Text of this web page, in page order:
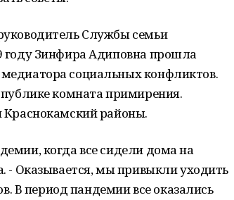
Службы семьи
году Зинфира Адиповна прошла
социальных конфликтов.
комната примирения.
Краснокамский районы.
когда все сидели дома на
- Оказывается, мы привыкли уходить
В период пандемии все оказались